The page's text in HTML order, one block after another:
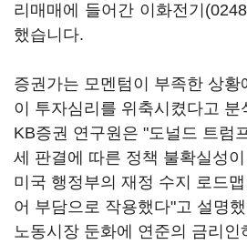
리매매에 들어간 이화전기
했습니다.
증권가는 모멘텀이 부족한 상황
이 투자심리를 위축시켰다고 분
KB증권 연구원은 "도널드 트럼
세 판결에 따른 정책 불확실성
미국 행정부의 재정 수지 로드
어 부담으로 작용했다"고 설명
노동시장 둔화에 연준의 금리인